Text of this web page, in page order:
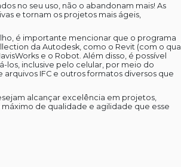
no seu uso, não o abandonam mais! As
e tornam os projetos mais ágeis,
é importante mencionar que o programa
da Autodesk, como o Revit (com o qual
e o Robot. Além disso, é possível
los, inclusive pelo celular, por meio do
IFC e outros formatos diversos que
alcançar excelência em projetos,
de qualidade e agilidade que esse